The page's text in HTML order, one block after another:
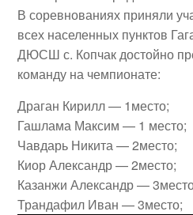
В соревнованиях приняли
всех населенных пунктов
ДЮСШ с. Копчак достойно
команду на чемпионате:
Драган Кирилл — 1место;
Гашлама Максим — 1 место;
Чавдарь Никита — 2место;
Киор Александр — 2место;
Казанжи Александр —
Трандафил Иван — 3место;